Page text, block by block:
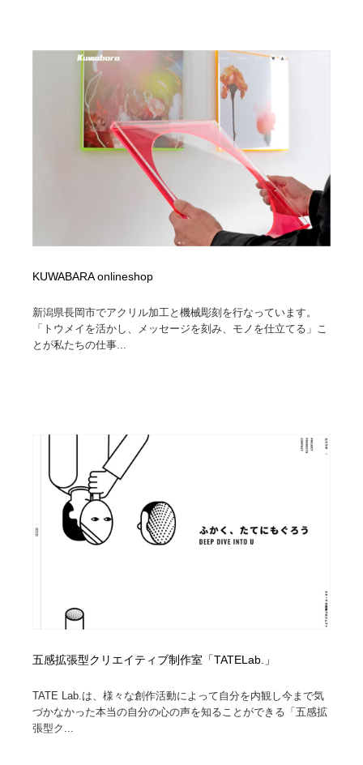
KUWABARA onlineshop
新潟県長岡市でアクリル加工と機械彫刻を行なっています。
「トウメイを活かし、メッセージを刻み、モノを仕立てる」こ
とが私たちの仕事...
五感拡張型クリエイティブ制作室「TATELab.」
TATE Lab.は、様々な創作活動によって自分を内観し今まで気
づかなかった本当の自分の心の声を知ることができる「五感拡
張型ク...